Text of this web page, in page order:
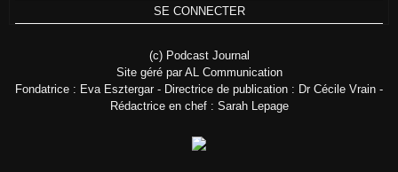
SE CONNECTER
(c) Podcast Journal
Site géré par AL Communication
Fondatrice : Eva Esztergar - Directrice de publication : Dr Cécile Vrain -
Rédactrice en chef : Sarah Lepage